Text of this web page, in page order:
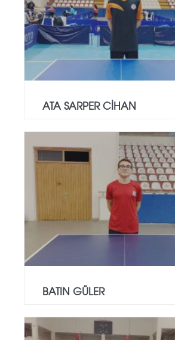
ATA SARPER CİHAN
BATIN GÜLER